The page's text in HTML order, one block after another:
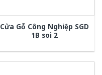
Cửa Gỗ Công Nghiệp SGD
1B soi 2